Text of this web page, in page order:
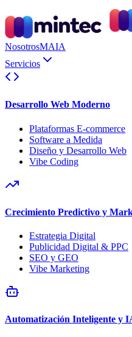
NosotrosMAIA
Servicios
Desarrollo Web Moderno
Plataformas E-commerce
Software a Medida
Diseño y Desarrollo Web
Vibe Coding
Crecimiento Predictivo y
Estrategia Digital
Publicidad Digital & PPC
SEO y GEO
Vibe Marketing
Automatización Inteligente y